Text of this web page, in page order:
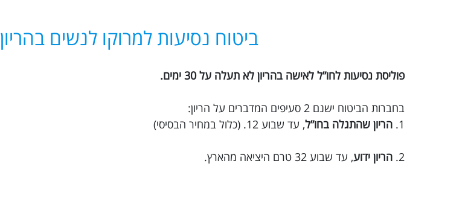
ביטוח נסיעות למרוקו לנשים בהריון
פוליסת נסיעות לחו”ל לאישה בהריון לא תעלה על 30 ימים.
בחברות הביטוח ישנם 2 סעיפים המדברים על הריון:
1. הריון שהתגלה בחו”ל, עד שבוע 12. (כלול במחיר הבסיסי)
2. הריון ידוע, עד שבוע 32 טרם היציאה מהארץ.